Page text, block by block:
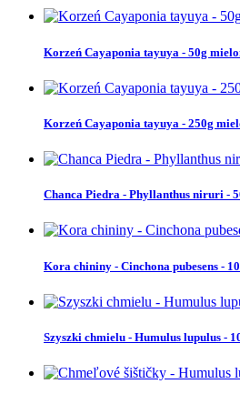
Korzeń Cayaponia tayuya - 50g
Korzeń Cayaponia tayuya - 250g
Chanca Piedra - Phyllanthus niruri -
Kora chininy - Cinchona pubesens -
Szyszki chmielu - Humulus lupulus -